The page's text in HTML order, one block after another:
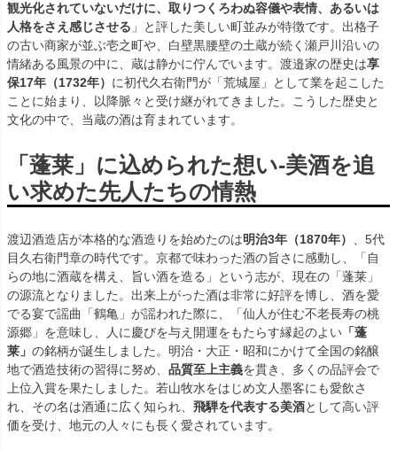
観光化されていないだけに、取りつくろわぬ容儀や表情、あるいは
人格をさえ感じさせる 」と評した美しい町並みが特徴です。出格子
の古い商家が並ぶ壱之町や、白壁黒腰壁の土蔵が続く瀬戸川沿いの
情緒ある風景の中に、蔵は静かに佇んでいます。渡邉家の歴史は享
保17年（1732年） に初代久右衛門が「荒城屋」として業を起こした
ことに始まり、以降脈々と受け継がれてきました。こうした歴史と
文化の中で、当蔵の酒は育まれています。
「蓬莱」に込められた想い-美酒を追
い求めた先人たちの情熱
渡辺酒造店が本格的な酒造りを始めたのは明治3年（1870年）
、5代
目久右衛門章の時代です。京都で味わった酒の旨さに感動し、「自
らの地に酒蔵を構え、旨い酒を造る」という志が、現在の「蓬莱」
の源流となりました。出来上がった酒は非常に好評を博し、酒を愛
でる宴で謡曲「鶴亀」が謡われた際に、「仙人が住む不老長寿の桃
源郷」を意味し、人に慶びを与え開運をもたらす縁起のよい 「蓬
莱」 の銘柄が誕生しました。明治・大正・昭和にかけて全国の銘醸
地で酒造技術の習得に努め、 品質至上主義を貫き、多くの品評会で
上位入賞を果たしました。若山牧水をはじめ文人墨客にも愛飲さ
れ、その名は酒通に広く知られ、 飛騨を代表する美酒として高い評
価を受け、地元の人々にも長く愛されています。